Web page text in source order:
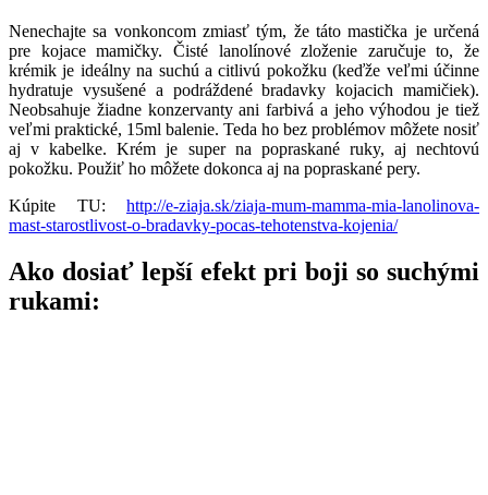
Nenechajte sa vonkoncom zmiasť tým, že táto mastička je určená
pre kojace mamičky. Čisté lanolínové zloženie zaručuje to, že
krémik je ideálny na suchú a citlivú pokožku (keďže veľmi účinne
hydratuje vysušené a podráždené bradavky kojacich mamičiek).
Neobsahuje žiadne konzervanty ani farbivá a jeho výhodou je tiež
veľmi praktické, 15ml balenie. Teda ho bez problémov môžete nosiť
aj v kabelke. Krém je super na popraskané ruky, aj nechtovú
pokožku. Použiť ho môžete dokonca aj na popraskané pery.
Kúpite TU: http://e-ziaja.sk/ziaja-mum-mamma-mia-lanolinova-
mast-starostlivost-o-bradavky-pocas-tehotenstva-kojenia/
Ako dosiať lepší efekt pri boji so suchými
rukami: